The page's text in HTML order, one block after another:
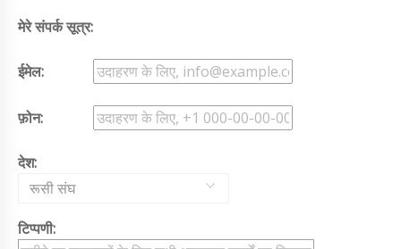
मेरे संपर्क सूत्र:
ईमेल:
फ़ोन:
देश:
रूसी संघ
टिप्पणी: